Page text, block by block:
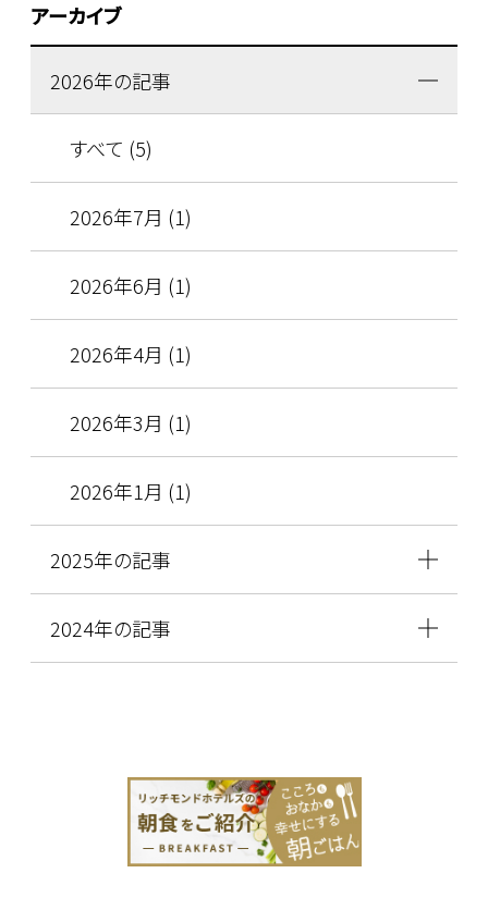
アーカイブ
2026年の記事
すべて (5)
2026年7月 (1)
2026年6月 (1)
2026年4月 (1)
2026年3月 (1)
2026年1月 (1)
2025年の記事
2024年の記事